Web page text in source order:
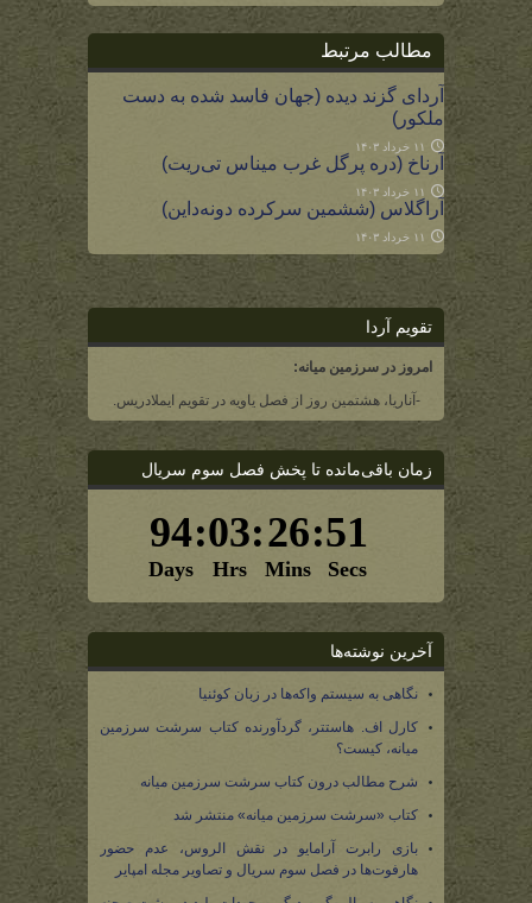
مطالب مرتبط
آردای گزند دیده (جهان فاسد شده به دست
ملکور)
۱۱ خرداد ۱۴۰۳
آرناخ (دره پرگل غرب میناس تی‌ریت)
۱۱ خرداد ۱۴۰۳
آراگلاس (ششمین سرکرده دونه‌داین)
۱۱ خرداد ۱۴۰۳
تقویم آردا
امروز در سرزمین میانه:
-آناریا، هشتمین روز از فصل یاویه در تقویم ایملادریس.
زمان باقی‌مانده تا پخش فصل سوم سریال
آخرین نوشته‌ها
نگاهی به سیستم واکه‌ها در زبان کوئنیا
کارل اف. هاستتر، گردآورنده کتاب سرشت سرزمین
میانه، کیست؟
شرح مطالب درون کتاب سرشت سرزمین میانه
کتاب «سرشت سرزمین میانه» منتشر شد
بازی رابرت آرامایو در نقش الروس، عدم حضور
هارفوت‌ها در فصل سوم سریال و تصاویر مجله امپایر